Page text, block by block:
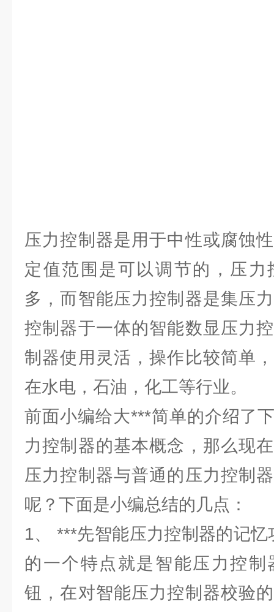
压力控制器是用于中性或腐蚀
定值范围是可以调节的，压
多，而智能压力控制器是集压
控制器于一体的智能数显压力
制器使用灵活，操作比较简单
在水电，石油，化工等行业。
前面小编给大***简单的介绍了
力控制器的基本概念，那么现
压力控制器与普通的压力控制
呢？下面是小编总结的几点：
1、 ***先智能压力控制器的记
的一个特点就是智能压力控
钮，在对智能压力控制器校验